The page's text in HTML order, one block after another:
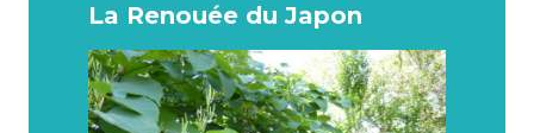
La Renouée du Japon